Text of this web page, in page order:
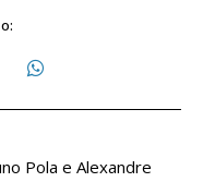
Pola e Alexandre